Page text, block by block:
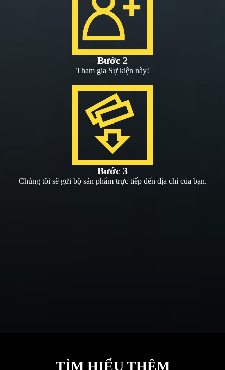
Bước 2
Tham gia Sự kiện này!
Bước 3
Chúng tôi sẽ gửi bộ sản phẩm trực tiếp đến địa chỉ của bạn.
TÌM HIỂU THÊM